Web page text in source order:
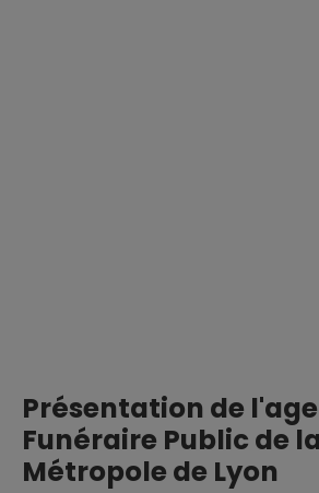
Présentation de
Funéraire Public de
Métropole de Lyon